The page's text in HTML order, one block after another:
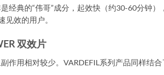
经典的“伟哥”成分，起效快（约30-60分钟），
效的用户。
双效片
作用相对较少。VARDEFIL系列产品同样结合